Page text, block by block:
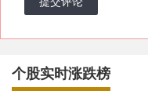
个股实时涨跌榜